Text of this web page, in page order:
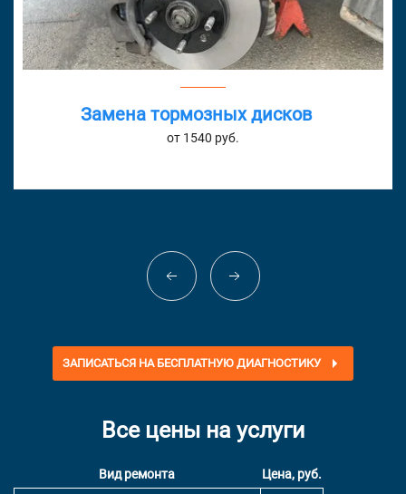
Замена тормозных дисков
от 1540 руб.
ЗАПИСАТЬСЯ НА БЕСПЛАТНУЮ ДИАГНОСТИКУ
Все цены на услуги
Вид ремонта
Цена, руб.